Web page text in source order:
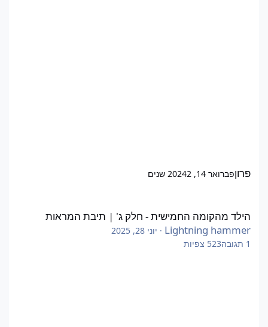
פרוןפברואר 14, 2024
2 שנים
הילד מהקומה החמישית - חלק ג' | תיבת המראות
Lightning hammer
· יוני 28, 2025
1 תגובה523 צפיות